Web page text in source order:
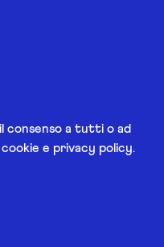
consenso a tutti o ad
cookie e privacy policy.